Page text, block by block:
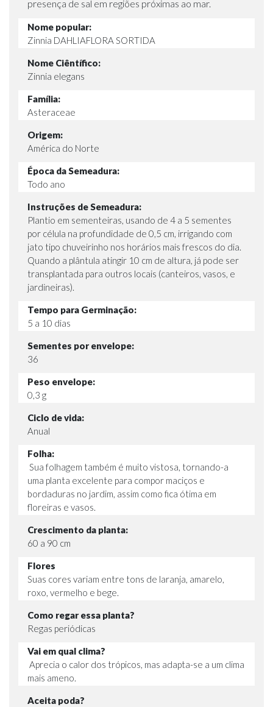
presença de sal em regiões próximas ao mar.
Nome popular:
Zinnia DAHLIAFLORA SORTIDA
Nome Ciêntífico:
Zinnia elegans
Família:
Asteraceae
Origem:
América do Norte
Época da Semeadura:
Todo ano
Instruções de Semeadura:
Plantio em sementeiras, usando de 4 a 5 sementes
por célula na profundidade de 0,5 cm, irrigando com
jato tipo chuveirinho nos horários mais frescos do dia.
Quando a plântula atingir 10 cm de altura, já pode ser
transplantada para outros locais (canteiros, vasos, e
jardineiras).
Tempo para Germinação:
5 a 10 dias
Sementes por envelope:
36
Peso envelope:
0,3 g
Ciclo de vida:
Anual
Folha:
Sua folhagem também é muito vistosa, tornando-a
uma planta excelente para compor maciços e
bordaduras no jardim, assim como fica ótima em
floreiras e vasos.
Crescimento da planta:
60 a 90 cm
Flores
Suas cores variam entre tons de laranja, amarelo,
roxo, vermelho e bege.
Como regar essa planta?
Regas periódicas
Vai em qual clima?
Aprecia o calor dos trópicos, mas adapta-se a um clima
mais ameno.
Aceita poda?